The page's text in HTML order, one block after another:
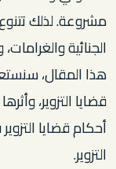
مشروعة. لذلك
الجنائية
هذا المقال،
قضايا التزوير،
أحكام قضايا
التزوير.